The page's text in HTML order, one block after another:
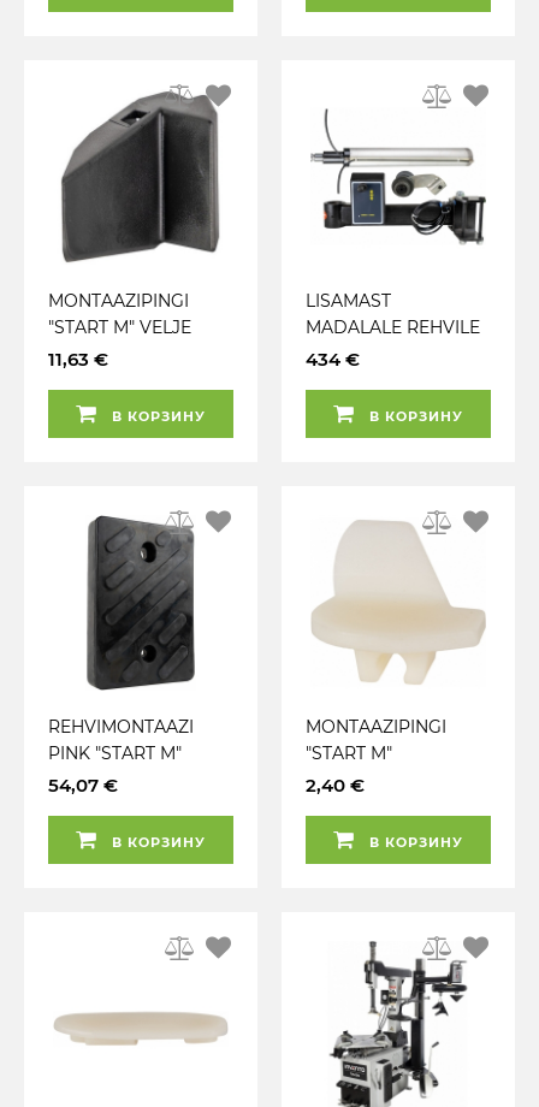
TARVIKUTEGA JBM*
MONTAAZIPINGI
"START M" VELJE
HOIDEKÄPA
11,63 €
В КОРЗИНУ
LISAMAST
MADALALE REHVILE
REHVIMONTAAZI
434 €
В КОРЗИНУ
REHVIMONTAAZI
PINK "START M"
REHVI LAHTISURUJA
JBM
54,07 €
В КОРЗИНУ
MONTAAZIPINGI
"START M"
MONTAAZIPEA
2,40 €
В КОРЗИНУ